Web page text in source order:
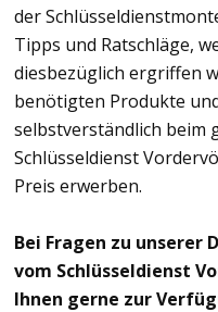
der
Tipps und Ratschläge,
diesbezüglich ergriffen
benötigten Produkte
selbstverständlich beim
Schlüsseldienst
Preis erwerben.
Bei Fragen zu
vom Schlüsseldienst
Ihnen gerne zur